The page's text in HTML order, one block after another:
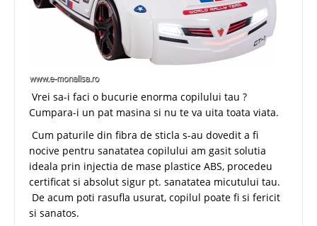
Vrei sa-i faci o bucurie enorma copilului tau ?
Cumpara-i un pat masina si nu te va uita toata viata.
Cum paturile din fibra de sticla s-au dovedit a fi
nocive pentru sanatatea copilului am gasit solutia
ideala prin injectia de mase plastice ABS, procedeu
certificat si absolut sigur pt. sanatatea micutului tau.
De acum poti rasufla usurat, copilul poate fi si fericit
si sanatos.